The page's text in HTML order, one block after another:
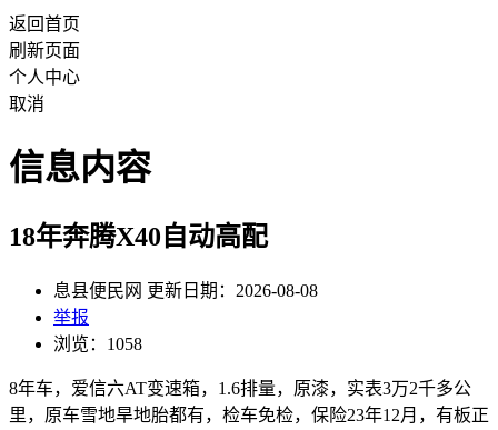
返回首页
刷新页面
个人中心
取消
信息内容
18年奔腾X40自动高配
息县便民网 更新日期：2026-08-08
举报
浏览：1058
8年车，爱信六AT变速箱，1.6排量，原漆，实表3万2千多公
里，原车雪地旱地胎都有，检车免检，保险23年12月，有板正